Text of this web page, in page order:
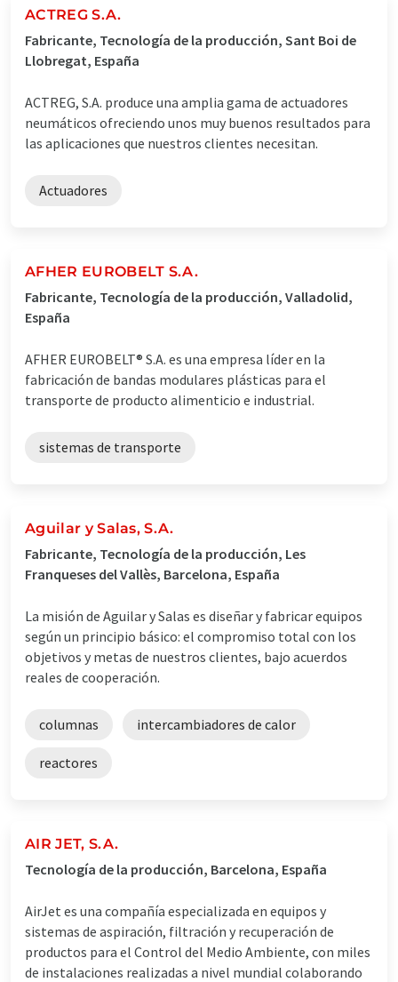
ACTREG S.A.
Fabricante, Tecnología de la producción, Sant Boi de
Llobregat, España
ACTREG, S.A. produce una amplia gama de actuadores
neumáticos ofreciendo unos muy buenos resultados para
las aplicaciones que nuestros clientes necesitan.
Actuadores
AFHER EUROBELT S.A.
Fabricante, Tecnología de la producción, Valladolid,
España
AFHER EUROBELT® S.A. es una empresa líder en la
fabricación de bandas modulares plásticas para el
transporte de producto alimenticio e industrial.
sistemas de transporte
Aguilar y Salas, S.A.
Fabricante, Tecnología de la producción, Les
Franqueses del Vallès, Barcelona, España
La misión de Aguilar y Salas es diseñar y fabricar equipos
según un principio básico: el compromiso total con los
objetivos y metas de nuestros clientes, bajo acuerdos
reales de cooperación.
columnas intercambiadores de calor
reactores
AIR JET, S.A.
Tecnología de la producción, Barcelona, España
AirJet es una compañía especializada en equipos y
sistemas de aspiración, filtración y recuperación de
productos para el Control del Medio Ambiente, con miles
de instalaciones realizadas a nivel mundial colaborando